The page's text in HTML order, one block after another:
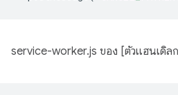
service-worker.js ของ [ตัวแฮนเดิลก